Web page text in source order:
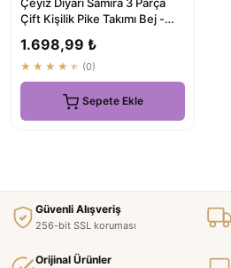
Çeyiz Diyarı Samira 3 Parça
Çift Kişilik Pike Takımı Bej -
1.698,99 ₺
★★★★★ (0)
Sepete Ekle
Güvenli Alışveriş
256-bit SSL koruması
Orijinal Ürünler